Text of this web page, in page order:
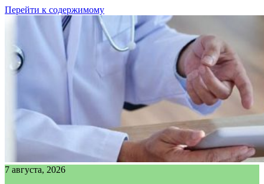
Перейти к содержимому
7 августа, 2026